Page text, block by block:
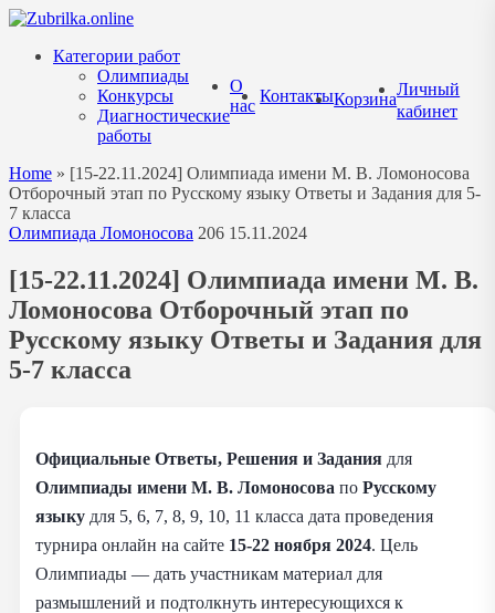
Перейти
содержанию
Категории работ
Олимпиады
Конкурсы
Диагностические
работы
О
нас
КонтактыКорзина
Личный
кабинет
Home » [15-22.11.2024] Олимпиада имени М. В. Ломоносова
Отборочный этап по Русскому языку Ответы и Задания для 5-
7 класса
Олимпиада Ломоносова 206 15.11.2024
[15-22.11.2024] Олимпиада имени М. В.
Ломоносова Отборочный этап по
Русскому языку Ответы и Задания для
5-7 класса
Официальные Ответы, Решения и Задания для
Олимпиады имени М. В. Ломоносова по Русскому
языку для 5, 6, 7, 8, 9, 10, 11 класса дата проведения
турнира онлайн на сайте 15-22 ноября 2024. Цель
Олимпиады — дать участникам материал для
размышлений и подтолкнуть интересующихся к